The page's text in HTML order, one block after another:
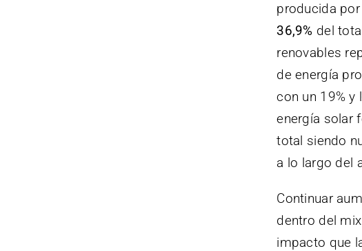
producida
36,9% del
renovables
de energía
con un 19% y
energía solar
total siendo
a lo largo del
Continuar
dentro del
impacto que